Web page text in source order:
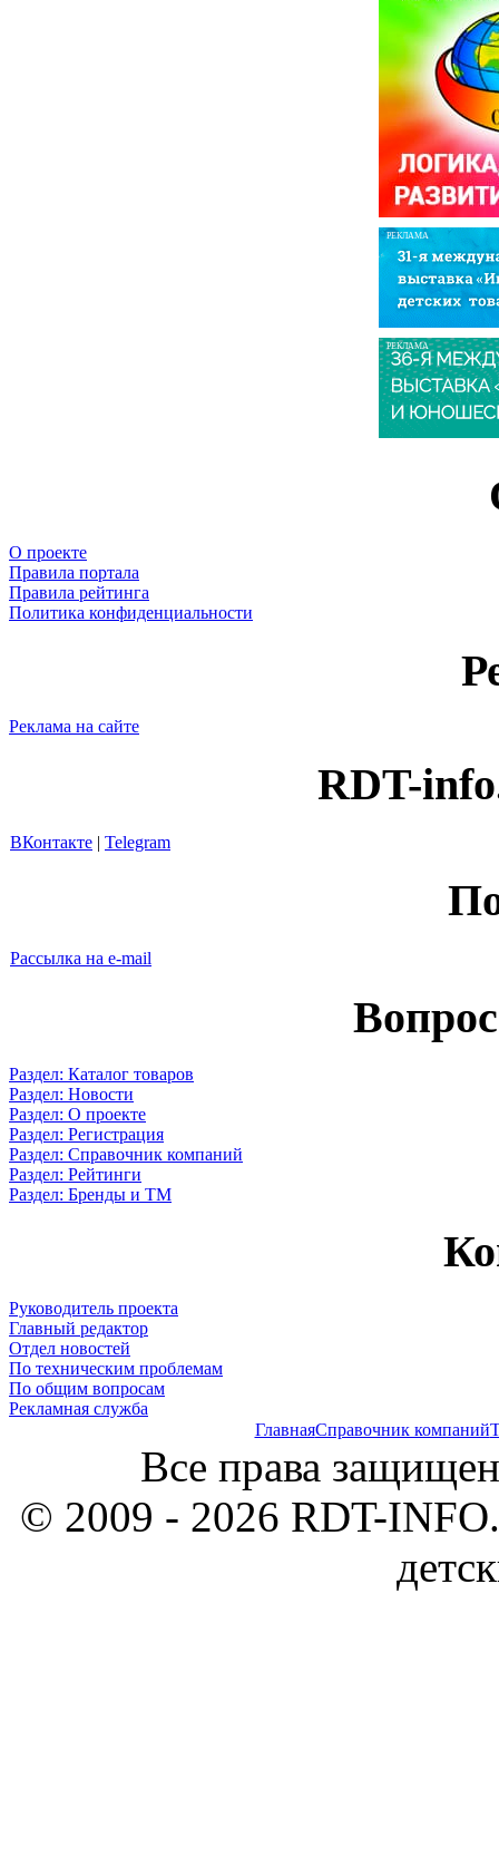
РЕКЛАМА
РЕКЛАМА
О проекте
Правила портала
Правила рейтинга
Политика конфиденциальности
Реклама на сайте
RDT-
ВКонтакте | Telegram
Рассылка на e-mail
Раздел: Каталог товаров
Раздел: Новости
Раздел: О проекте
Раздел: Регистрация
Раздел: Справочник компаний
Раздел: Рейтинги
Раздел: Бренды и ТМ
Руководитель проекта
Главный редактор
Отдел новостей
По техническим проблемам
По общим вопросам
Рекламная служба
ГлавнаяСправочник компаний
Все права
© 2009 - 2026 RDT-